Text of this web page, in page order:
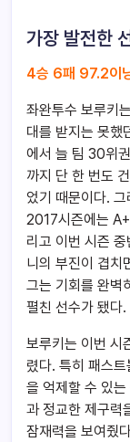
가장 발전한
4승 6패 97.2이
좌완투수 보루키
대를 받지는 못했
에서 늘 팀 30위
까지 단 한 번도
었기 때문이다.
2017시즌에는
리고 이번 시즌
니의 부진이 겹치
그는 기회를 완벽
펼친 선수가 됐다.
보루키는 이번 시
렸다. 특히 패스
을 억제할 수 있
과 정교한 제구력
잠재력을 보여줬